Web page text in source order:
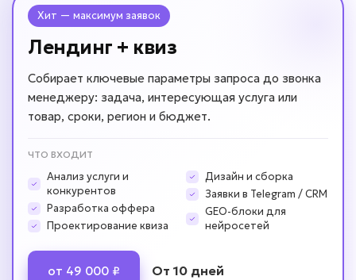
Хит — максимум заявок
Лендинг + квиз
Собирает ключевые параметры запроса до звонка
менеджеру: задача, интересующая услуга или
товар, сроки, регион и бюджет.
ЧТО ВХОДИТ
Анализ услуги и
конкурентов
Разработка оффера
Проектирование квиза
Дизайн и сборка
Заявки в Telegram / CRM
GEO-блоки для
нейросетей
от 49 000 ₽ От 10 дней